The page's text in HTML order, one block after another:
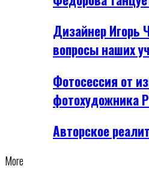
Дизайнер Игорь
вопросы наших
Фотосессия от
фотохудожника
Авторское
More